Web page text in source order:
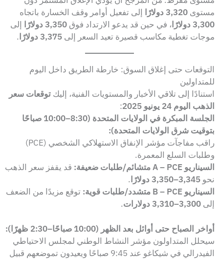
مستوى3,320 دولارًا
إلى تفعيل أوامر وقف الخسارة باتجاه
3,300 دولارًا
، في حين قد يدعو الارتداد فوق3,350 دولارًا
إلى
موجات تغطية مكاسب قصيرة تعيد السعر إلى3,375 دولارًا .
التوقعات حتى إغلاق السوق: خارطة الطريق داخل اليوم
للمتداولين
استنادًا إلى تلاقي الأخبار والمستويات الفنية، إليكتوقعات سعر
الذهب اليوم 24 يونيو 2025
:
الجلسة المبكرة في الولايات المتحدة (8:30–10:00 صباحًا
بتوقيت شرق الولايات المتحدة):
راقب مفاجآت مؤشر الإنفاق الاستهلاكي الشخصي (PCE)
وطلبات السلع المعمرة.
السيناريو A – PCE متشائم/طلبات ضعيفة:
قد يقفز سعر الذهب
نحو3,345–3,350 دولارًا
.
السيناريو B – PCE متشدد/طلبات قوية:
توقع مزيدًا من الضعف
إلى3,300–3,310 دولارات .
أواخر الصباح حتى أوائل بعد الظهر (10:00 صباحًا–2:30 ظهرًا):
سيحلل المتداولون مؤشر النشاط الوطني لمجلس الاحتياطي
الفيدرالي في شيكاغو عند 9:45 صباحًا ويعيدون تموضعهم قبيل